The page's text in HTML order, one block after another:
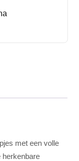
met een volle
herkenbare